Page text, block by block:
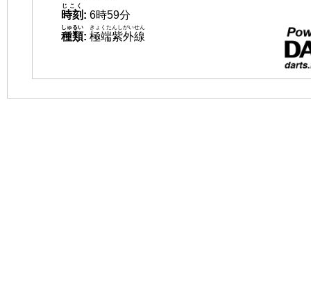
時刻
じこく
: 6時59分
種類
しゅるい
: 極端紫外線
きょくたんしがいせん